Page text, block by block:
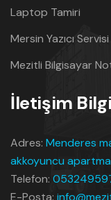
Laptop Tamiri
Mersin Yazıcı Servisi
Mezitli Bilgisayar
İletişim
Adres: Menderes
akkoyuncu
Telefon:
E-Posta: